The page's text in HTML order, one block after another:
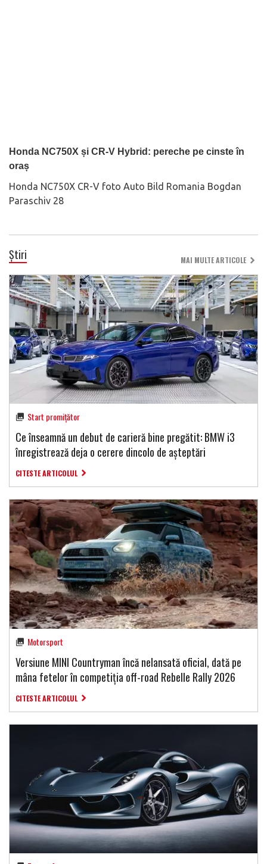
Honda NC750X și CR-V Hybrid: pereche pe cinste în
oraș
Honda NC750X CR-V foto Auto Bild Romania Bogdan
Paraschiv 28
Știri MAI MULTE ARTICOLE
Start promițător
Ce înseamnă un debut de carieră bine pregătit: BMW i3
înregistrează deja o cerere dincolo de așteptări
CITESTE ARTICOLUL
Motorsport
Versiune MINI Countryman încă nelansată oficial, dată pe
mâna fetelor în competiția off-road Rebelle Rally 2026
CITESTE ARTICOLUL